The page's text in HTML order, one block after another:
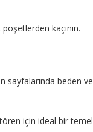
kaçının.
sayfalarında beden ve
için ideal bir temel